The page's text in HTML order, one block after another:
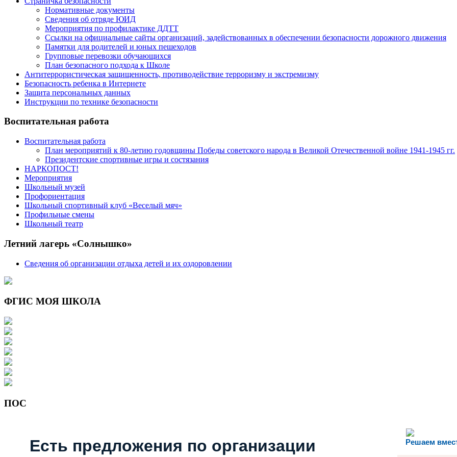
Нормативные документы
Сведения об отряде ЮИД
Мероприятия по профилактике ДДТТ
Ссылки на официальные сайты организаций, задействованных в обеспечении безопасности дорожного движения
Памятки для родителей и юных пешеходов
Групповые перевозки обучающихся
План безопасного подхода к Школе
Антитеррористическая защищенность, противодействие терроризму и экстремизму
Безопасность ребенка в Интернете
Защита персональных данных
Инструкции по технике безопасности
Воспитательная работа
Воспитательная работа
План мероприятий к 80-летию годовщины Победы советского народа в Великой Отечественной войне 1941-1945 гг.
Президентские спортивные игры и состязания
НАРКОПОСТ!
Мероприятия
Школьный музей
Профориентация
Школьный спортивный клуб «Веселый мяч»
Профильные смены
Школьный театр
Летний лагерь «Солнышко»
Сведения об организации отдыха детей и их оздоровлении
ФГИС МОЯ ШКОЛА
ПОС
Решаем
Есть предложения по организации